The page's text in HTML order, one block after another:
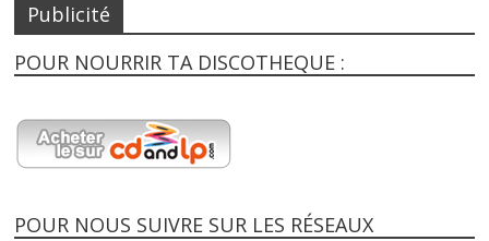
Publicité
POUR NOURRIR TA DISCOTHEQUE :
POUR NOUS SUIVRE SUR LES RÉSEAUX